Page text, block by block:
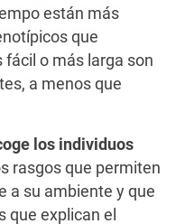
están más
que
o más larga son
a menos que
los individuos
rasgos que permiten
a su ambiente y que
que explican el